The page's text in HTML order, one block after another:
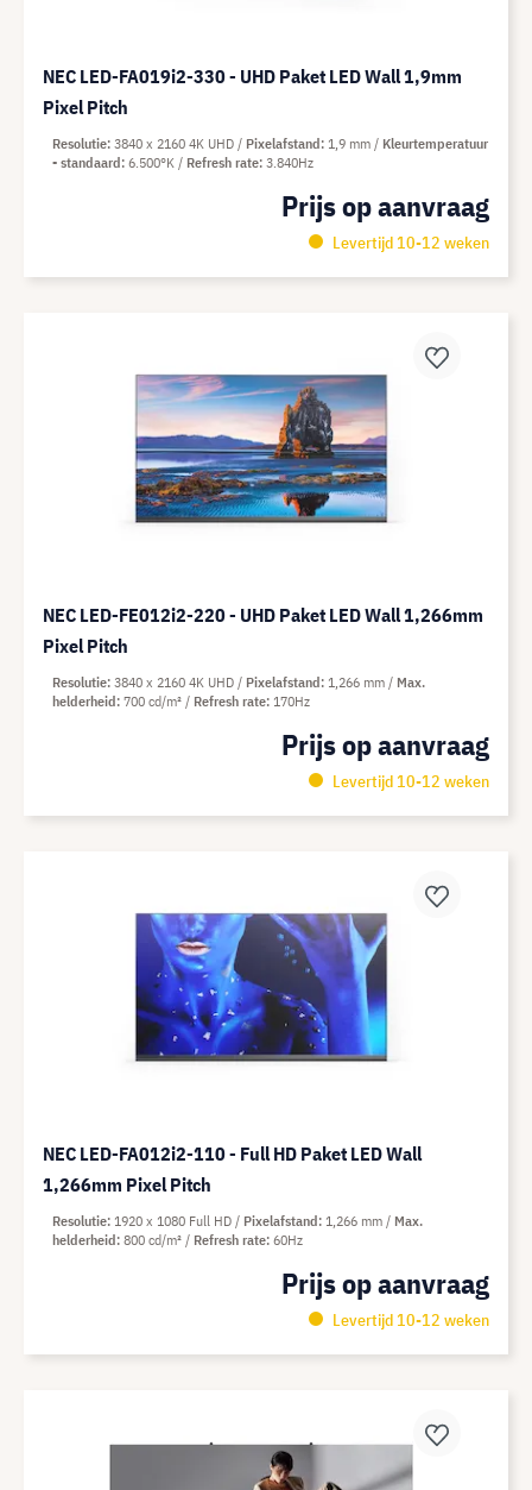
NEC LED-FA019i2-330 - UHD Paket LED Wall 1,9mm
Pixel Pitch
Prijs op aanvraag
Levertijd 10-12 weken
Resolutie 3840 x 2160 4K UHD Pixelafstand 1,9 mm
Kleurtemperatuur
- standaard 6.500°K Refresh rate 3.840Hz
NEC LED-FE012i2-220 - UHD Paket LED Wall 1,266mm
Pixel Pitch
Prijs op aanvraag
Levertijd 10-12 weken
Resolutie 3840 x 2160 4K UHD Pixelafstand 1,266 mm
Max.
helderheid 700 cd/m² Refresh rate 170Hz
NEC LED-FA012i2-110 - Full HD Paket LED Wall
1,266mm Pixel Pitch
Prijs op aanvraag
Levertijd 10-12 weken
Resolutie 1920 x 1080 Full HD Pixelafstand 1,266 mm
Max.
helderheid 800 cd/m² Refresh rate 60Hz